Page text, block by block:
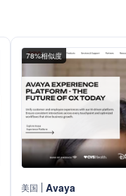
78%相似度
美国 Avaya